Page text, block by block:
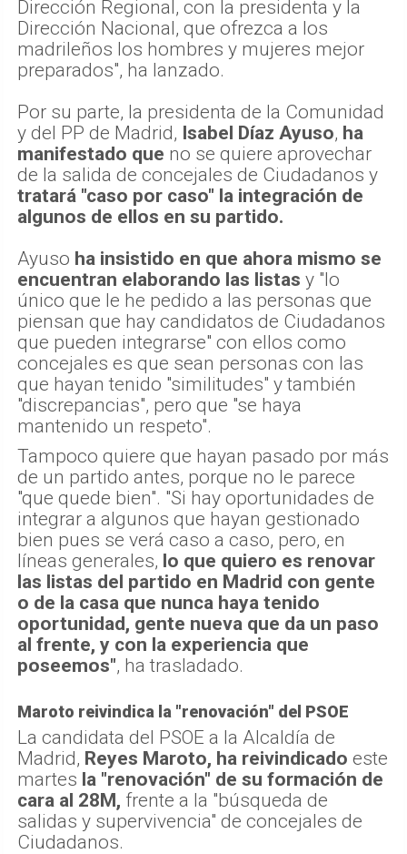
Dirección Regional, con la presidenta y la
Dirección Nacional, que ofrezca a los
madrileños los hombres y mujeres mejor
preparados", ha lanzado.
Por su parte, la presidenta de la Comunidad
y del PP de Madrid, Isabel Díaz Ayuso, ha
manifestado que no se quiere aprovechar
de la salida de concejales de Ciudadanos y
tratará "caso por caso" la integración de
algunos de ellos en su partido.
Ayuso ha insistido en que ahora mismo se
encuentran elaborando las listas y "lo
único que le he pedido a las personas que
piensan que hay candidatos de Ciudadanos
que pueden integrarse" con ellos como
concejales es que sean personas con las
que hayan tenido "similitudes" y también
"discrepancias", pero que "se haya
mantenido un respeto".
Tampoco quiere que hayan pasado por más
de un partido antes, porque no le parece
"que quede bien". "Si hay oportunidades de
integrar a algunos que hayan gestionado
bien pues se verá caso a caso, pero, en
líneas generales, lo que quiero es renovar
las listas del partido en Madrid con gente
o de la casa que nunca haya tenido
oportunidad, gente nueva que da un paso
al frente, y con la experiencia que
poseemos", ha trasladado.
Maroto reivindica la "renovación" del PSOE
La candidata del PSOE a la Alcaldía de
Madrid, Reyes Maroto, ha reivindicado este
martes la "renovación" de su formación de
cara al 28M, frente a la "búsqueda de
salidas y supervivencia" de concejales de
Ciudadanos.